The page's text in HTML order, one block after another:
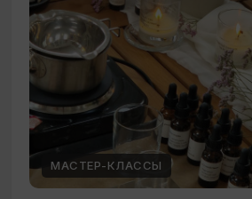
МАСТЕР-КЛАССЫ